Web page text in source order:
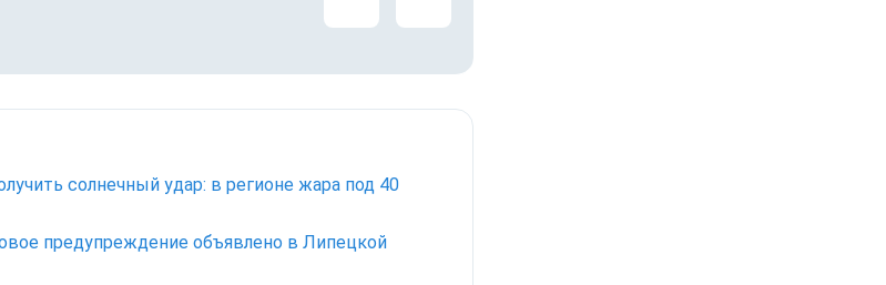
солнечный удар: в регионе жара под 40
предупреждение объявлено в Липецкой